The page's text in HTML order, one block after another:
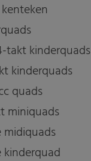
takt kinderquads
kinderquads
quads
miniquads
midiquads
kinderquad